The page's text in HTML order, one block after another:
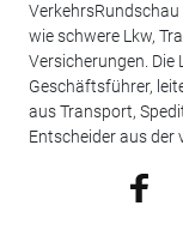
wie schwere Lkw,
Versicherungen. Die
Geschäftsführer,
aus Transport,
Entscheider aus